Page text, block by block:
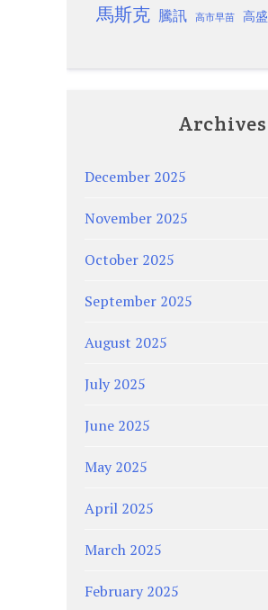
馬斯克 騰訊 高市早苗 高盛
Archives
December 2025
November 2025
October 2025
September 2025
August 2025
July 2025
June 2025
May 2025
April 2025
March 2025
February 2025